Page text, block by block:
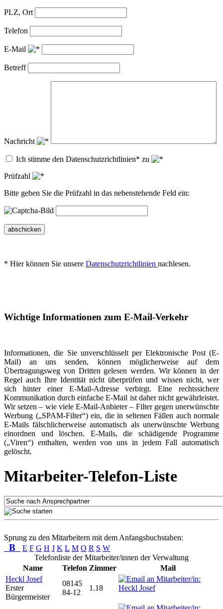
PLZ, Ort
Telefon
E-Mail
Betreff
Nachricht
Ich stimme den Datenschutzrichtlinien* zu
Prüfzahl
Bitte geben Sie die Prüfzahl in das nebenstehende Feld ein:
abschicken
* Hier können Sie unsere Datenschutzrichtlinien nachlesen.
Wichtige Informationen zum E-Mail-Verkehr
Informationen, die Sie unverschlüsselt per Elektronische Post (E-
Mail) an uns senden, können möglicherweise auf dem
Übertragungsweg von Dritten gelesen werden. Wir können in der
Regel auch Ihre Identität nicht überprüfen und wissen nicht, wer
sich hinter einer E-Mail-Adresse verbirgt. Eine rechtssichere
Kommunikation durch einfache E-Mail ist daher nicht gewährleistet.
Wir setzen – wie viele E-Mail-Anbieter – Filter gegen unerwünschte
Werbung („SPAM-Filter“) ein, die in seltenen Fällen auch normale
E-Mails fälschlicherweise automatisch als unerwünschte Werbung
einordnen und löschen. E-Mails, die schädigende Programme
(„Viren“) enthalten, werden von uns in jedem Fall automatisch
gelöscht.
Mitarbeiter-Telefon-Liste
Sprung zu den Mitarbeitern mit dem Anfangsbuchstaben:
B E F G H J K L M O R S W
Telefonliste der Mitarbeiter/innen der Verwaltung
Name
Telefon Zimmer
Mail
Heckl Josef
Erster
Bürgermeister
08145
84-12
1.18